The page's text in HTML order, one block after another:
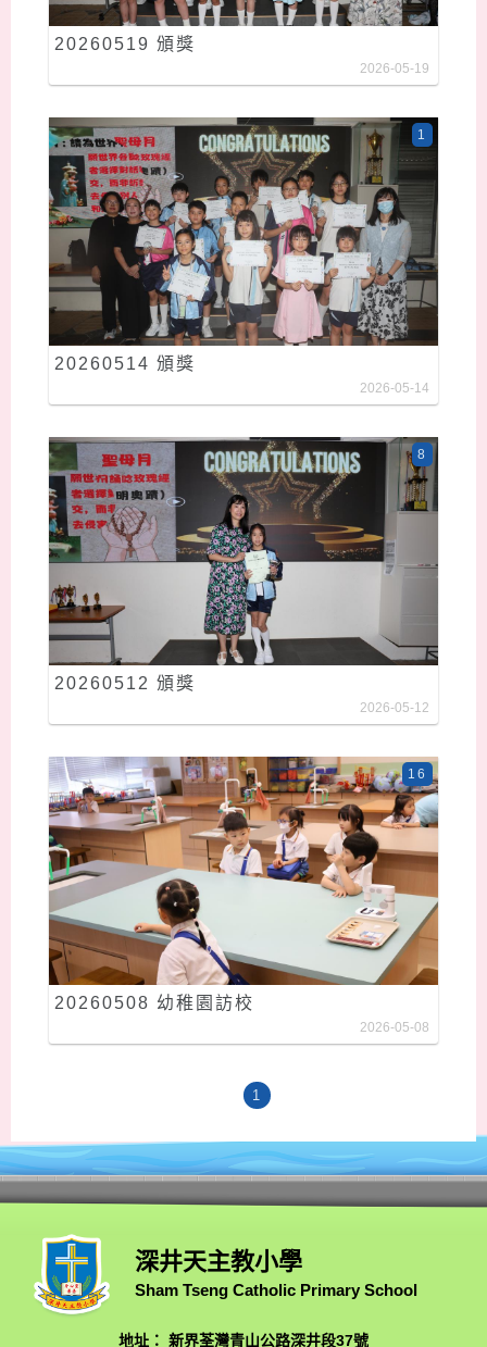
20260519 頒獎
2026-05-19
20260514 頒獎
1
2026-05-14
20260512 頒獎
8
2026-05-12
20260508 幼稚園訪校
16
2026-05-08
1
深井天主教小學
Sham Tseng Catholic Primary School
地址： 新界荃灣青山公路深井段37號